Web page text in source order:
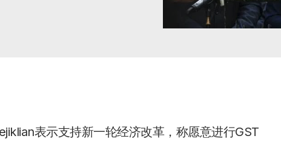
表示支持新一轮经济改革，称愿意进行GST